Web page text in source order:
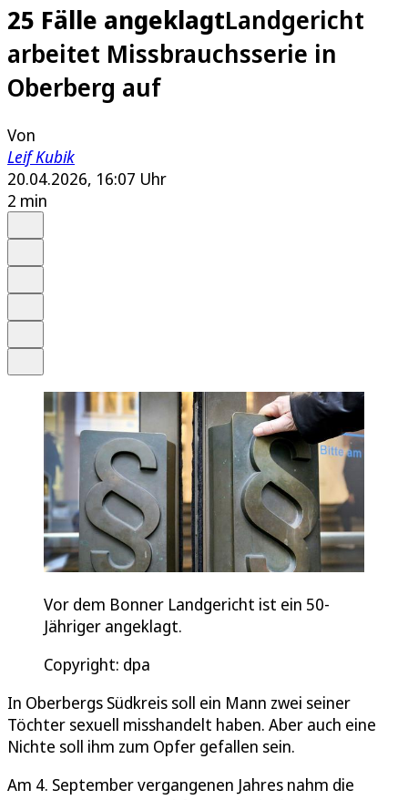
25 Fälle angeklagtLandgericht
arbeitet Missbrauchsserie in
Oberberg auf
Von
Leif Kubik
20.04.2026, 16:07 Uhr
2 min
Vor dem Bonner Landgericht ist ein 50-
Jähriger angeklagt.
Copyright: dpa
In Oberbergs Südkreis soll ein Mann zwei seiner
Töchter sexuell misshandelt haben. Aber auch eine
Nichte soll ihm zum Opfer gefallen sein.
Am 4. September vergangenen Jahres nahm die